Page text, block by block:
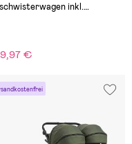
inkl.
Fog Grey
€